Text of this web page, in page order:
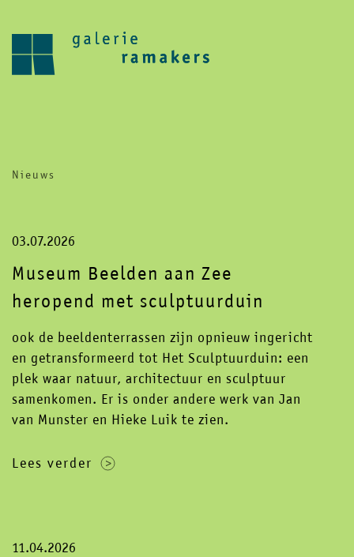
30.07.2026 – 27.08.2026
nieuwe seizoen
visit
home
about
news
contact
newsletter
Nieuws
03.07.2026
Museum Beelden aan Zee
heropend met sculptuurduin
ook de beeldenterrassen zijn opnieuw ingericht
en getransformeerd tot Het Sculptuurduin: een
plek waar natuur, architectuur en sculptuur
samenkomen. Er is onder andere werk van Jan
van Munster en Hieke Luik te zien.
Lees verder
11.04.2026